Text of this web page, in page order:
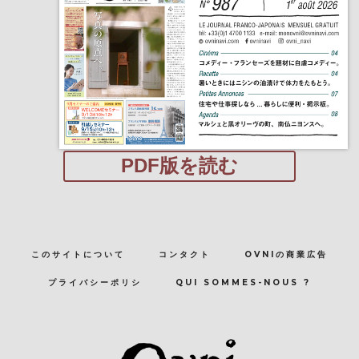
PDF版を読む
このサイトについて コンタクト OVNIの商業広告
プライバシーポリシ QUI SOMMES-NOUS ?